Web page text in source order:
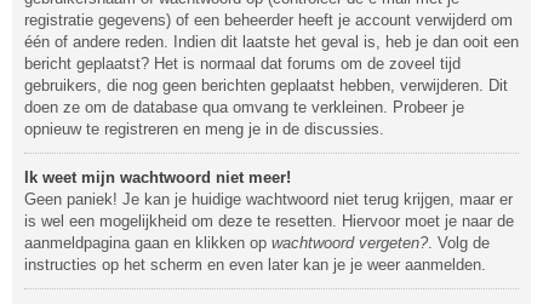
registratie gegevens) of een beheerder heeft je account verwijderd om
één of andere reden. Indien dit laatste het geval is, heb je dan ooit een
bericht geplaatst? Het is normaal dat forums om de zoveel tijd
gebruikers, die nog geen berichten geplaatst hebben, verwijderen. Dit
doen ze om de database qua omvang te verkleinen. Probeer je
opnieuw te registreren en meng je in de discussies.
Ik weet mijn wachtwoord niet meer!
Geen paniek! Je kan je huidige wachtwoord niet terug krijgen, maar er
is wel een mogelijkheid om deze te resetten. Hiervoor moet je naar de
aanmeldpagina gaan en klikken op wachtwoord vergeten?. Volg de
instructies op het scherm en even later kan je je weer aanmelden.